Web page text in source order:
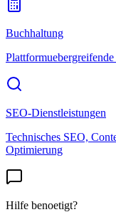
Buchhaltung
SEO-Dienstleistungen
Technisches SEO,
Optimierung
Hilfe benoetigt?